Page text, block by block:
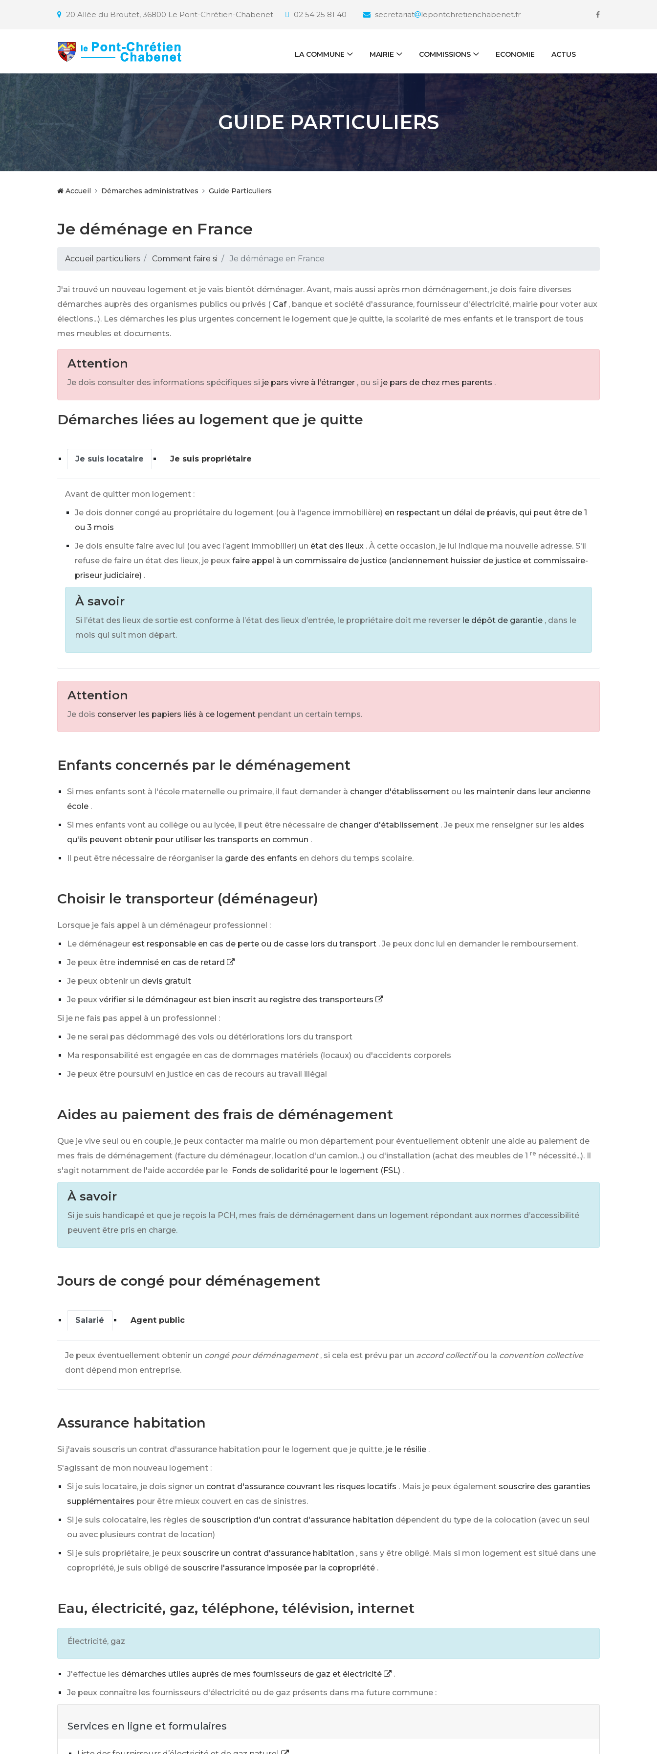
20 Allée du Broutet, 36800 Le Pont-Chrétien-Chabenet 02 54 25 81 40 secretariat lepontchretienchabenet.fr
LA COMMUNE MAIRIE COMMISSIONS ECONOMIE ACTUS
GUIDE PARTICULIERS
Accueil Démarches administratives Guide Particuliers
Je déménage en France
Accueil particuliers Comment faire si Je déménage en France
J'ai trouvé un nouveau logement et je vais bientôt déménager. Avant, mais aussi après mon déménagement, je dois faire diverses
démarches auprès des organismes publics ou privés ( Caf , banque et société d'assurance, fournisseur d'électricité, mairie pour voter aux
élections...). Les démarches les plus urgentes concernent le logement que je quitte, la scolarité de mes enfants et le transport de tous
mes meubles et documents.
Attention
Je dois consulter des informations spécifiques si je pars vivre à l’étranger , ou si je pars de chez mes parents .
Démarches liées au logement que je quitte
Je suis locataire Je suis propriétaire
Avant de quitter mon logement :
Je dois donner congé au propriétaire du logement (ou à l’agence immobilière) en respectant un délai de préavis, qui peut être de 1
ou 3 mois
Je dois ensuite faire avec lui (ou avec l’agent immobilier) un état des lieux . À cette occasion, je lui indique ma nouvelle adresse. S'il
refuse de faire un état des lieux, je peux faire appel à un commissaire de justice (anciennement huissier de justice et commissaire-
priseur judiciaire) .
À savoir
Si l’état des lieux de sortie est conforme à l’état des lieux d’entrée, le propriétaire doit me reverser le dépôt de garantie , dans le
mois qui suit mon départ.
Attention
Je dois conserver les papiers liés à ce logement pendant un certain temps.
Enfants concernés par le déménagement
Si mes enfants sont à l'école maternelle ou primaire, il faut demander à changer d'établissement ou les maintenir dans leur ancienne
école .
Si mes enfants vont au collège ou au lycée, il peut être nécessaire de changer d'établissement . Je peux me renseigner sur les aides
qu'ils peuvent obtenir pour utiliser les transports en commun .
Il peut être nécessaire de réorganiser la garde des enfants en dehors du temps scolaire.
Choisir le transporteur (déménageur)
Lorsque je fais appel à un déménageur professionnel :
Le déménageur est responsable en cas de perte ou de casse lors du transport . Je peux donc lui en demander le remboursement.
Je peux être indemnisé en cas de retard
Je peux obtenir un devis gratuit
Je peux vérifier si le déménageur est bien inscrit au registre des transporteurs
Si je ne fais pas appel à un professionnel :
Je ne serai pas dédommagé des vols ou détériorations lors du transport
Ma responsabilité est engagée en cas de dommages matériels (locaux) ou d'accidents corporels
Je peux être poursuivi en justice en cas de recours au travail illégal
Aides au paiement des frais de déménagement
Que je vive seul ou en couple, je peux contacter ma mairie ou mon département pour éventuellement obtenir une aide au paiement de
mes frais de déménagement (facture du déménageur, location d'un camion...) ou d'installation (achat des meubles de 1 re nécessité...). Il
s'agit notamment de l'aide accordée par le Fonds de solidarité pour le logement (FSL) .
À savoir
Si je suis handicapé et que je reçois la PCH, mes frais de déménagement dans un logement répondant aux normes d’accessibilité
peuvent être pris en charge.
Jours de congé pour déménagement
Salarié Agent public
Je peux éventuellement obtenir un congé pour déménagement , si cela est prévu par un accord collectif ou la convention collective
dont dépend mon entreprise.
Assurance habitation
Si j'avais souscris un contrat d'assurance habitation pour le logement que je quitte, je le résilie .
S'agissant de mon nouveau logement :
Si je suis locataire, je dois signer un contrat d'assurance couvrant les risques locatifs . Mais je peux également souscrire des garanties
supplémentaires pour être mieux couvert en cas de sinistres.
Si je suis colocataire, les règles de souscription d'un contrat d'assurance habitation dépendent du type de la colocation (avec un seul
ou avec plusieurs contrat de location)
Si je suis propriétaire, je peux souscrire un contrat d'assurance habitation , sans y être obligé. Mais si mon logement est situé dans une
copropriété, je suis obligé de souscrire l'assurance imposée par la copropriété .
Eau, électricité, gaz, téléphone, télévision, internet
Électricité, gaz
J'effectue les démarches utiles auprès de mes fournisseurs de gaz et électricité
.
Je peux connaître les fournisseurs d'électricité ou de gaz présents dans ma future commune :
Services en ligne et formulaires